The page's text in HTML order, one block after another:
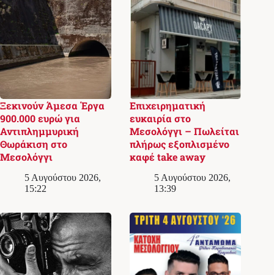
Ξεκινούν Άμεσα Έργα
900.000 ευρώ για
Αντιπλημμυρική
Θωράκιση στο
Μεσολόγγι
5 Αυγούστου 2026,
15:22
Επιχειρηματική
ευκαιρία στο
Μεσολόγγι – Πωλείται
πλήρως εξοπλισμένο
καφέ take away
5 Αυγούστου 2026,
13:39